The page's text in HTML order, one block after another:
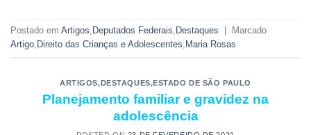
Postado em Artigos, Deputados Federais, Destaques
Marcado
Artigo, Direito das Crianças e Adolescentes, Maria Rosas
ARTIGOS,DESTAQUES,ESTADO DE SÃO PAULO
Planejamento familiar e gravidez na
adolescência